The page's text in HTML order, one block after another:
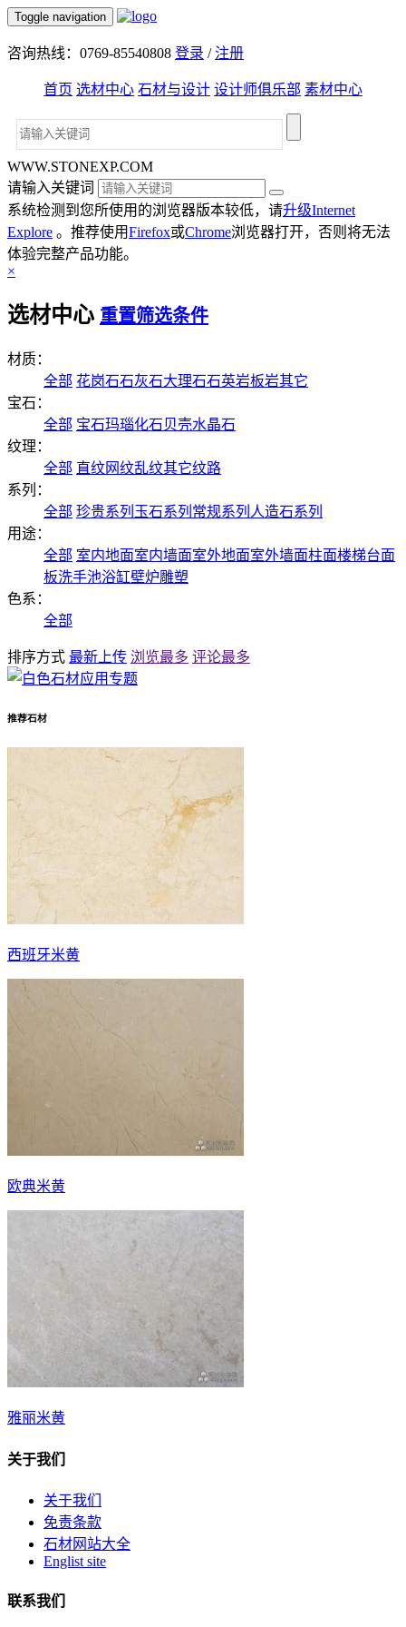
Toggle navigation
咨询热线：0769-85540808 登录 /注册
首页 选材中心 石材与设计 设计师俱乐部 素材中心
WWW.STONEXP.COM
请输入关键词
系统检测到您所使用的浏览器版本较低，请升级Internet
Explore 。推荐使用Firefox或Chrome浏览器打开，否则将无法
体验完整产品功能。
×
选材中心 重置筛选条件
材质：
全部 花岗石石灰石大理石石英岩板岩其它
宝石：
全部 宝石玛瑙化石贝壳水晶石
纹理：
全部 直纹网纹乱纹其它纹路
系列：
全部 珍贵系列 玉石系列 常规系列 人造石系列
用途：
全部 室内地面室内墙面室外地面室外墙面柱面楼梯台面
板洗手池浴缸壁炉雕塑
色系：
全部
排序方式 最新上传 浏览最多 评论最多
推荐石材
西班牙米黄
欧典米黄
雅丽米黄
关于我们
关于我们
免责条款
石材网站大全
Englist site
联系我们